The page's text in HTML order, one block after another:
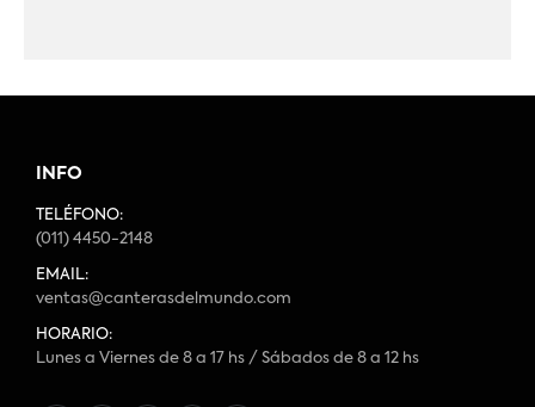
INFO
TELÉFONO:
(011) 4450-2148
EMAIL:
ventas@canterasdelmundo.com
HORARIO:
Lunes a Viernes de 8 a 17 hs / Sábados de 8 a 12 hs